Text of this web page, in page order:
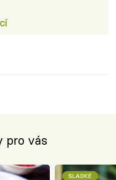
pro vás
SLADKÉ